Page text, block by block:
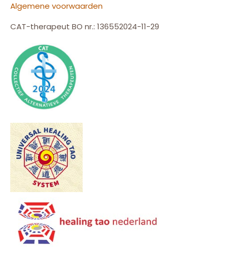
Algemene voorwaarden
CAT-therapeut BO nr.: 136552024-11-29